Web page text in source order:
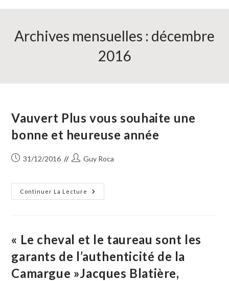
Archives mensuelles : décembre
2016
Vauvert Plus vous souhaite une
bonne et heureuse année
Publication
31/12/2016
Auteur/autrice
publication :
Guy Roca
Continuer La Lecture
Vauvert
Plus
Et
Heureuse
« Le cheval et le taureau sont les
garants de l’authenticité de la
Camargue »Jacques Blatière,